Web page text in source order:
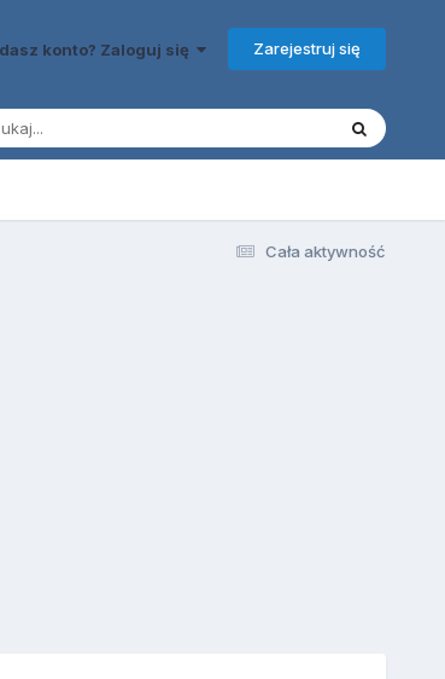
konto? Zaloguj się Zarejestruj się
Cała aktywność